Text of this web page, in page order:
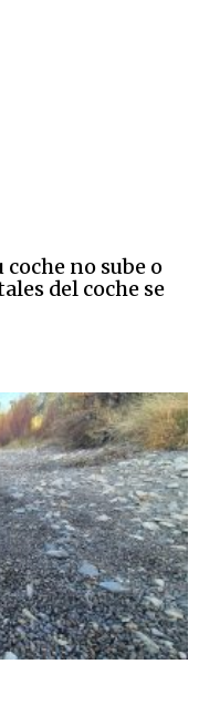
no sube o
del coche se